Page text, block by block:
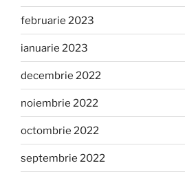
februarie 2023
ianuarie 2023
decembrie 2022
noiembrie 2022
octombrie 2022
septembrie 2022